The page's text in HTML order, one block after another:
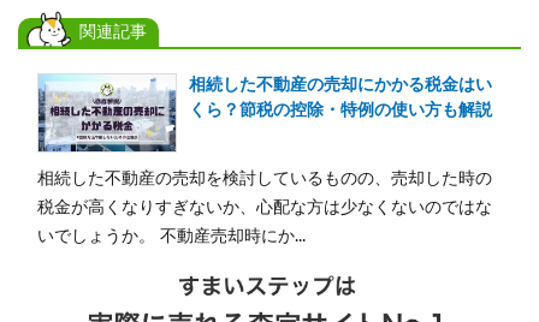
関連記事
相続した不動産の売却にかかる税金はい
くら？節税の控除・特例の使い方も解説
相続した不動産の売却を検討しているものの、売却した時の
税金が高くなりすぎないか、心配な方は少なくないのではな
いでしょうか。 不動産売却時にか...